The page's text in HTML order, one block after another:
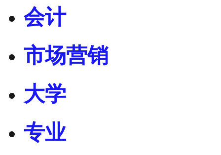
会计
市场营销
大学
专业